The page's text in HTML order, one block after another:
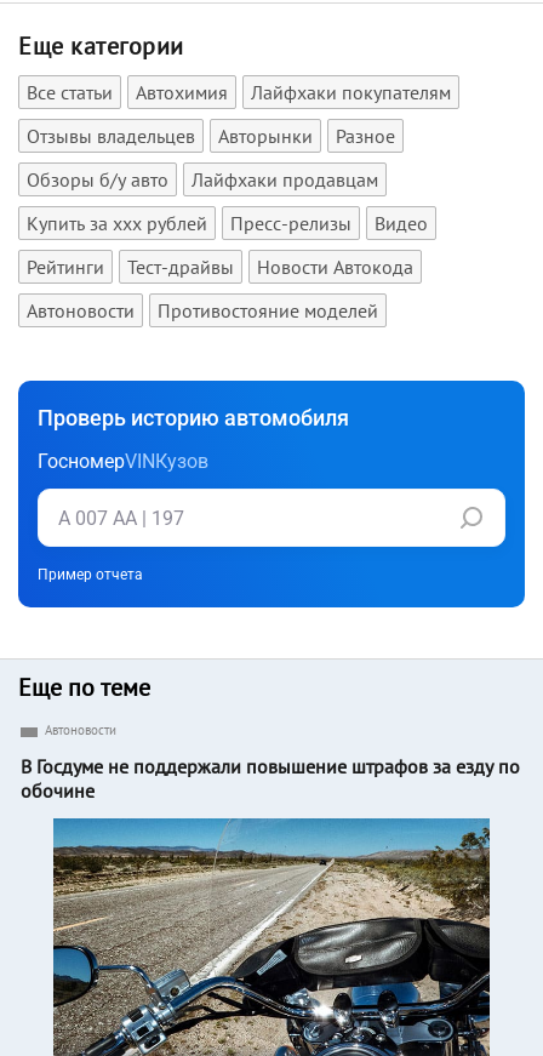
Еще категории
Все статьи Автохимия
Лайфхаки покупателям
Отзывы владельцев
Авторынки
Разное
Обзоры б/у авто
Лайфхаки продавцам
Купить за xxx рублей
Пресс-релизы
Видео
Рейтинги
Тест-драйвы
Новости Автокода
Автоновости
Противостояние моделей
Проверь историю автомобиля
ГосномерVIN Кузов
Пример отчета
Еще по теме
Автоновости
В Госдуме не поддержали повышение штрафов за езду по
обочине